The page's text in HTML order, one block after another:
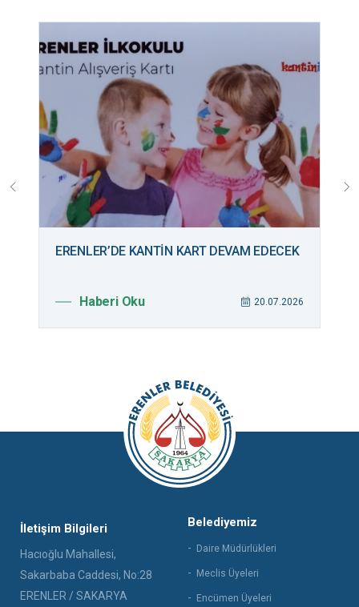
ERENLER’DE KANTİN KART DEVAM EDECEK
Haberi Oku 20.07.2026
İletişim Bilgileri
Hacıoğlu Mahallesi,
Sakarbaba Caddesi, No:28
ERENLER / SAKARYA
Belediyemiz
Daire Müdürlükleri
Meclis Üyeleri
Encümen Üyeleri